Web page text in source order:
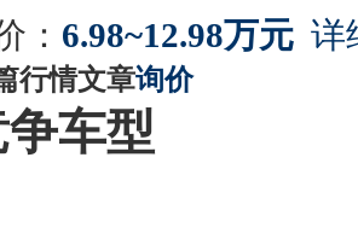
： 6.98~12.98万元 详
行情文章询价
车型